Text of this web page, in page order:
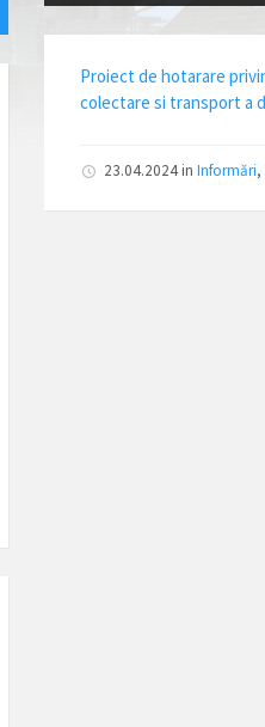
Proiect de hotarare
colectare si transport a
23.04.2024inInformări,